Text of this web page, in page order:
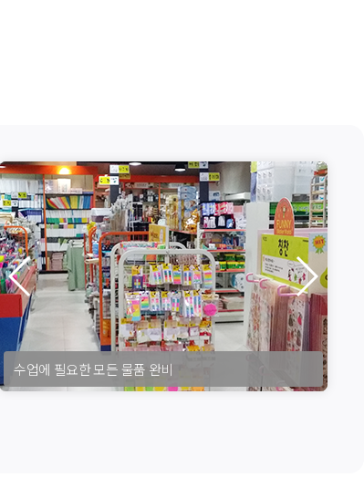
수업에 필요한 모든 물품 완비
조용하고 한적한 위치
편안한 깨끗한 휴식 공간
수업에 필요한 모든 물품 완비